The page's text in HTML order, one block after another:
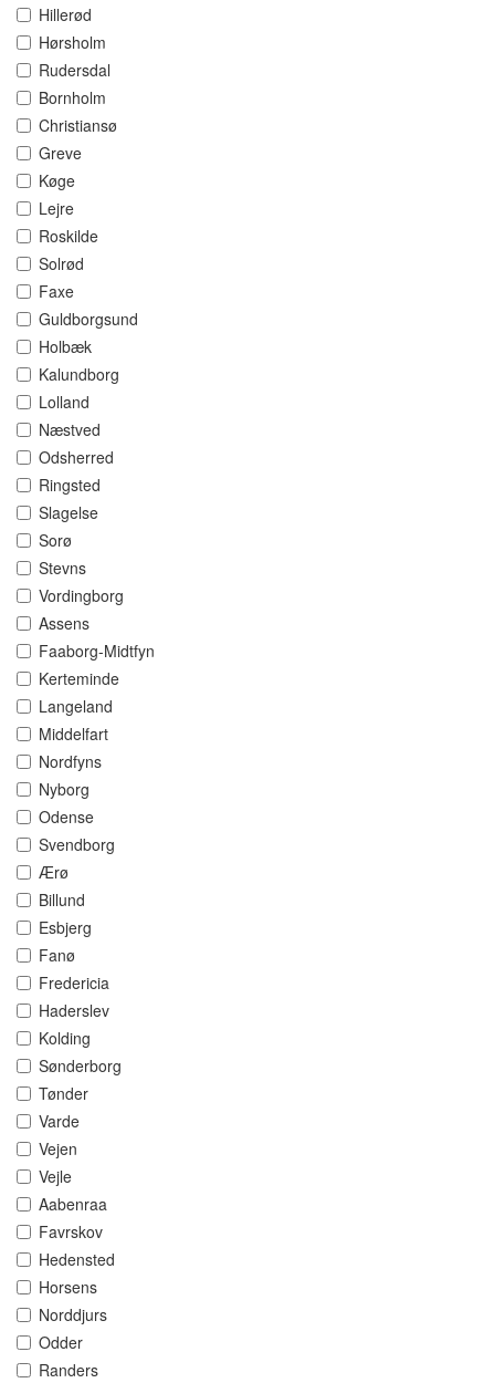
Hillerød
Hørsholm
Rudersdal
Bornholm
Christiansø
Greve
Køge
Lejre
Roskilde
Solrød
Faxe
Guldborgsund
Holbæk
Kalundborg
Lolland
Næstved
Odsherred
Ringsted
Slagelse
Sorø
Stevns
Vordingborg
Assens
Faaborg-Midtfyn
Kerteminde
Langeland
Middelfart
Nordfyns
Nyborg
Odense
Svendborg
Ærø
Billund
Esbjerg
Fanø
Fredericia
Haderslev
Kolding
Sønderborg
Tønder
Varde
Vejen
Vejle
Aabenraa
Favrskov
Hedensted
Horsens
Norddjurs
Odder
Randers